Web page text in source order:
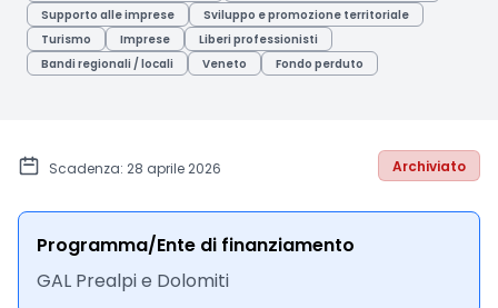
Supporto alle imprese
Sviluppo e promozione territoriale
Turismo
Imprese
Liberi professionisti
Bandi regionali / locali
Veneto Fondo perduto
Scadenza: 28 aprile 2026 Archiviato
Programma/Ente di finanziamento
GAL Prealpi e Dolomiti